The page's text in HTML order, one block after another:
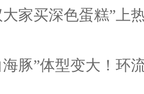
大家买深色蛋糕”上
海豚”体型变大！环